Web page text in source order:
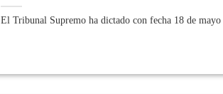
El Tribunal Supremo ha dictado con fecha 18 de